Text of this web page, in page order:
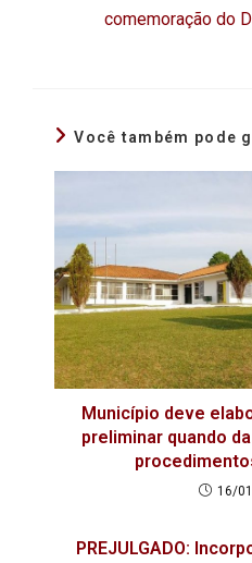
comemoração do
Você também pode
Município deve
preliminar quando
16/
PREJULGADO: